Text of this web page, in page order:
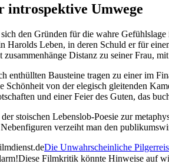
Umwege
den Gründen für die wahre
Harolds Leben, in deren Schuld er für
zusammenhänge Distanz zu seiner Frau,
enthüllten Bausteine tragen zu einer im
Schönheit von der elegisch gleitenden
und einer Feier des Guten, das
stoischen Lebenslob-Poesie zur
verzeiht man den
Die Unwahrscheinliche
Diese Filmkritik könnte Hinweise auf